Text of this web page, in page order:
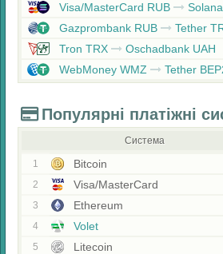
Visa/MasterCard RUB
Solana
Gazprombank RUB
Tether
Tron TRX
Oschadbank UAH
WebMoney WMZ
Tether
Популярні платіжні
Система
1 Bitcoin
2 Visa/MasterCard
3 Ethereum
4 Volet
5 Litecoin